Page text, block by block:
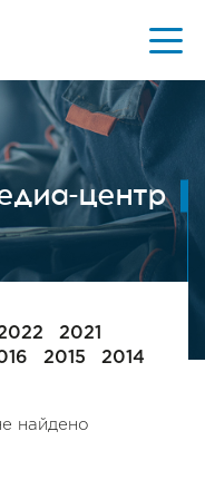
центр
2021
2015 2014
найдено